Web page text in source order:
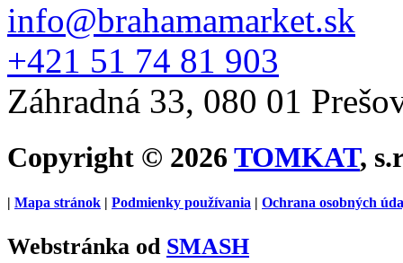
info@brahamamarket.sk
+421 51 74 81 903
Záhradná 33, 080 01
Copyright © 2026 TOMKAT,
| Mapa stránok | Podmienky používania | Ochrana osobných
Webstránka od SMASH